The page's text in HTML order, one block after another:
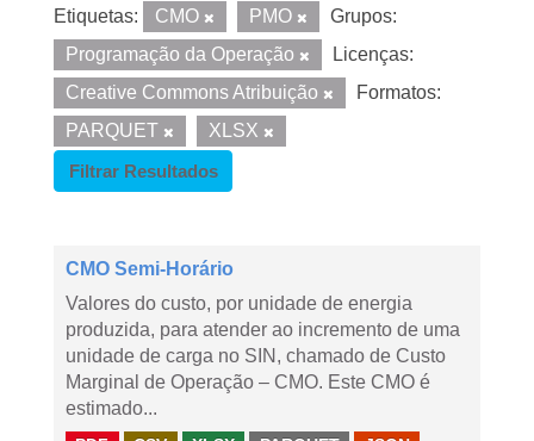
Etiquetas: CMO PMO
Grupos:
Programação da Operação
Licenças:
Creative Commons Atribuição
Formatos:
PARQUET
XLSX
Filtrar Resultados
CMO Semi-Horário
Valores do custo, por unidade de energia
produzida, para atender ao incremento de uma
unidade de carga no SIN, chamado de Custo
Marginal de Operação – CMO. Este CMO é
estimado...